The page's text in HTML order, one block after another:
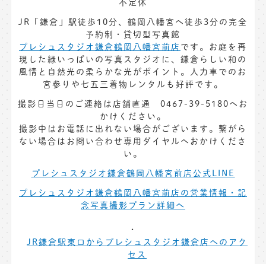
JR「鎌倉」駅徒歩10分、鶴岡八幡宮へ徒歩3分の完全
予約制・貸切型写真館
プレシュスタジオ鎌倉鶴岡八幡宮前店 です。お庭を再
現した緑いっぱいの写真スタジオに、鎌倉らしい和の
風情と自然光の柔らかな光がポイント。人力車でのお
宮参りや七五三着物レンタルも好評です。
撮影日当日のご連絡は店舗直通 0467-39-5180へお
かけください。
撮影中はお電話に出れない場合がございます。繋がら
ない場合はお問い合わせ専用ダイヤルへおかけくださ
い。
プレシュスタジオ鎌倉鶴岡八幡宮前店公式LINE
プレシュスタジオ鎌倉鶴岡八幡宮前店の営業情報・記
念写真撮影プラン詳細へ
JR鎌倉駅東口からプレシュスタジオ鎌倉店へのアク
セス